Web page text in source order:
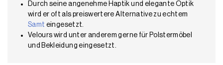
Durch seine angenehme Haptik und elegante Optik
wird er oft als preiswertere Alternative zu echtem
Samt eingesetzt.
Velours wird unter anderem gerne für Polstermöbel
und Bekleidung eingesetzt.